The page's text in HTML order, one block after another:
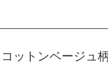
トンベージュ柄